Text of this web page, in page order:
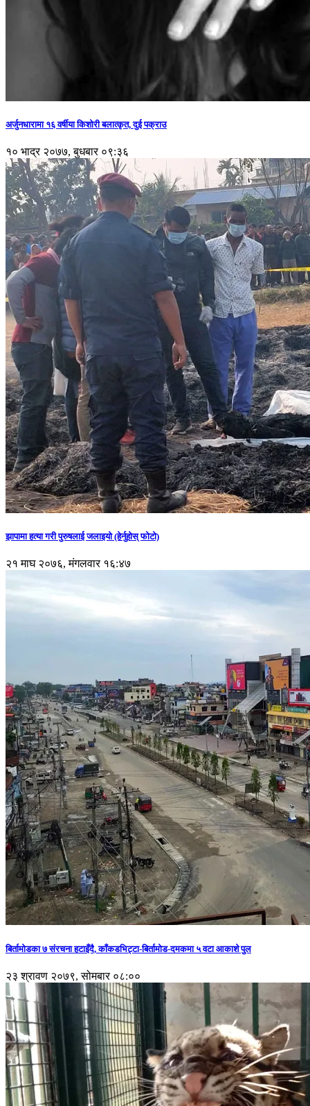
अर्जुनधारामा १६ वर्षीया किशोरी बलात्कृत, दुई पक्राउ
१० भाद्र २०७७, बुधबार ०९:३६
झापामा हत्या गरी पुरुषलाई जलाइयो (हेर्नुहाेस् फाेटाे)
२१ माघ २०७६, मंगलवार १६:४७
बिर्तामोडका ७ संरचना हटाइँदै, काँकडभिट्टा-बिर्तामोड-दमकमा ५ वटा आकाशे पुल
२३ श्रावण २०७९, सोमबार ०८:००